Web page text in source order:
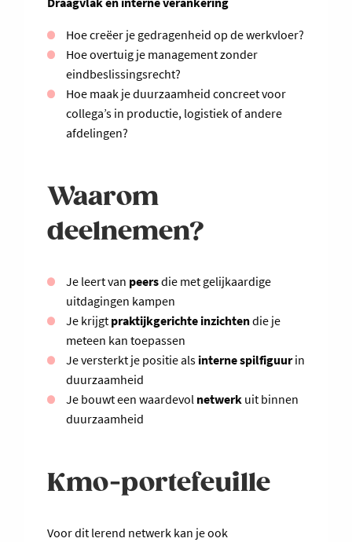
Hoe creëer je gedragenheid op de werkvloer?
Hoe overtuig je management zonder
eindbeslissingsrecht?
Hoe maak je duurzaamheid concreet voor
collega’s in productie, logistiek of andere
afdelingen?
Waarom
deelnemen?
Je leert van peersdie met gelijkaardige
uitdagingen kampen
Je krijgt praktijkgerichte inzichtendie je
meteen kan toepassen
Je versterkt je positie als interne spilfiguurin
duurzaamheid
Je bouwt een waardevol netwerk uit binnen
duurzaamheid
Kmo-portefeuille
Voor dit lerend netwerk kan je ook